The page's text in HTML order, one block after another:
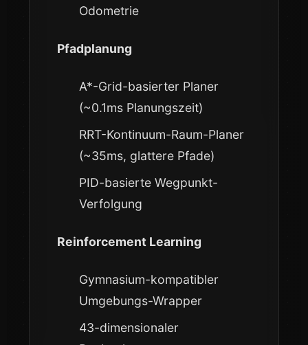
Odometrie
Pfadplanung
A*-Grid-basierter Planer
(~0.1ms Planungszeit)
RRT-Kontinuum-Raum-Planer
(~35ms, glattere Pfade)
PID-basierte Wegpunkt-
Verfolgung
Reinforcement Learning
Gymnasium-kompatibler
Umgebungs-Wrapper
43-dimensionaler